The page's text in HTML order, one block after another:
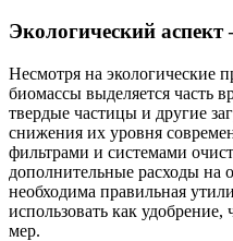
Экологический
Несмотря на экологические
биомассы выделяется часть
твердые частицы и другие
снижения их уровня
фильтрами и системами
дополнительные расходы на
необходима правильная
использовать как
мер.